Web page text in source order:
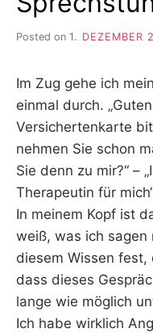
Posted on 1. DEZEMBER
Im Zug gehe ich
einmal durch.
Versichertenkarte
nehmen Sie schon
Sie denn zu mir?“ –
Therapeutin für
In meinem Kopf ist
weiß, was ich sagen
diesem Wissen
dass dieses
lange wie möglich
Ich habe wirklich